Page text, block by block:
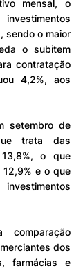
sendo o maior
o subitem
contratação
4,2%, aos
trata das
o que
e o que
dos
farmácias e